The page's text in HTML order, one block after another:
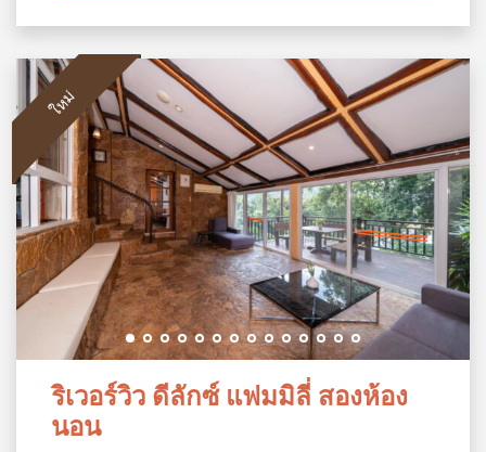
ริเวอร์วิว ดีลักซ์ แฟมมิลี่ สองห้อง
นอน
ใหม่